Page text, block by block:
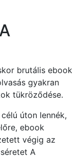
brutális ebook
gyakran
tükröződése.
úton lennék,
ebook
végig az
A